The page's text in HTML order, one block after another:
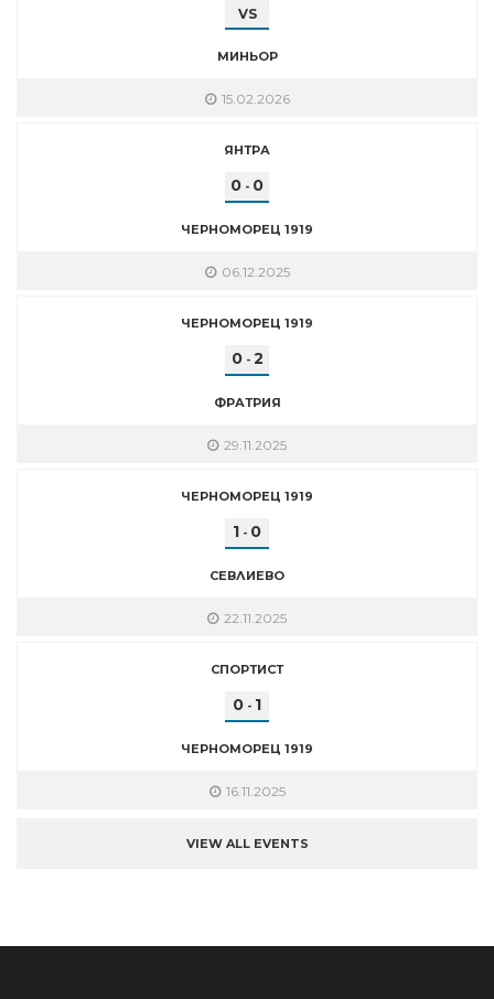
VS
МИНЬОР
15.02.2026
ЯНТРА
0 - 0
ЧЕРНОМОРЕЦ 1919
06.12.2025
ЧЕРНОМОРЕЦ 1919
0- 2
ФРАТРИЯ
29.11.2025
ЧЕРНОМОРЕЦ 1919
1 - 0
СЕВЛИЕВО
22.11.2025
СПОРТИСТ
0 - 1
ЧЕРНОМОРЕЦ 1919
16.11.2025
VIEW ALL EVENTS